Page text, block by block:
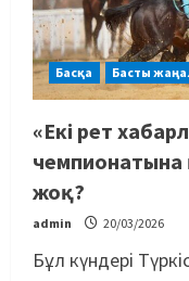
Басқа Басты
«Екі рет
чемпионатына
жоқ?
admin 20/03/2026
Бұл күндері